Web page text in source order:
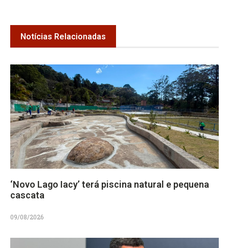
Notícias Relacionadas
‘Novo Lago Iacy’ terá piscina natural e pequena
cascata
09/08/2026